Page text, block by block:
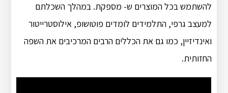
להשתמש בכל המוצרים ש- מספקת. במהלך השכלתם
למעצב גרפי, התלמידים לומדים פוטושופ, אילוסטרייטור
ואינדיזיין, כמו גם את הכללים הרבים המרכיבים את השפה
החזותית.